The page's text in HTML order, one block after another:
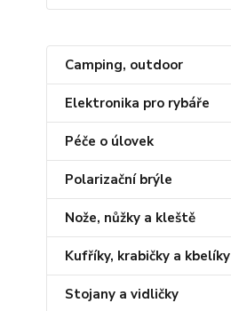
Camping, outdoor
Elektronika pro rybáře
Péče o úlovek
Polarizační brýle
Nože, nůžky a kleště
Kufříky, krabičky a kbelíky
Stojany a vidličky